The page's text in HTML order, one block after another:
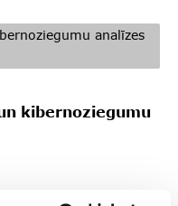
kibernoziegumu